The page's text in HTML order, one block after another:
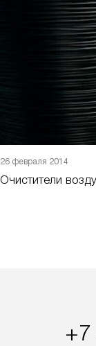
26 февраля 2014
Очистители